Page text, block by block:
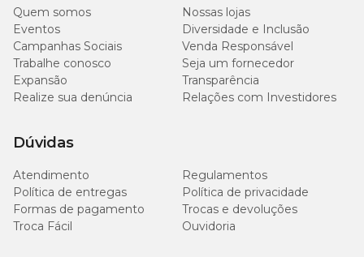
Quem somos
Nossas lojas
Eventos
Diversidade e Inclusão
Campanhas Sociais
Venda Responsável
Trabalhe conosco
Seja um fornecedor
Expansão
Transparência
Realize sua denúncia
Relações com Investidores
Dúvidas
Atendimento
Regulamentos
Política de entregas
Política de privacidade
Formas de pagamento
Trocas e devoluções
Troca Fácil
Ouvidoria